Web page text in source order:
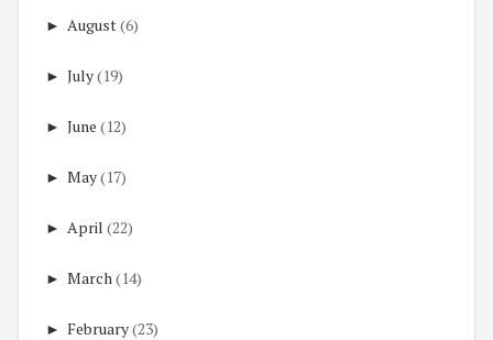
► August(6)
► July(19)
► June (12)
► May(17)
► April (22)
► March(14)
► February(23)